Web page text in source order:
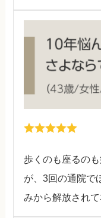
歩くのも座るの
が、3回の通院で
みから解放されて